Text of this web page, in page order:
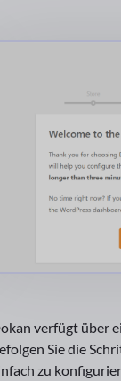
verfügt über
Sie die
zu